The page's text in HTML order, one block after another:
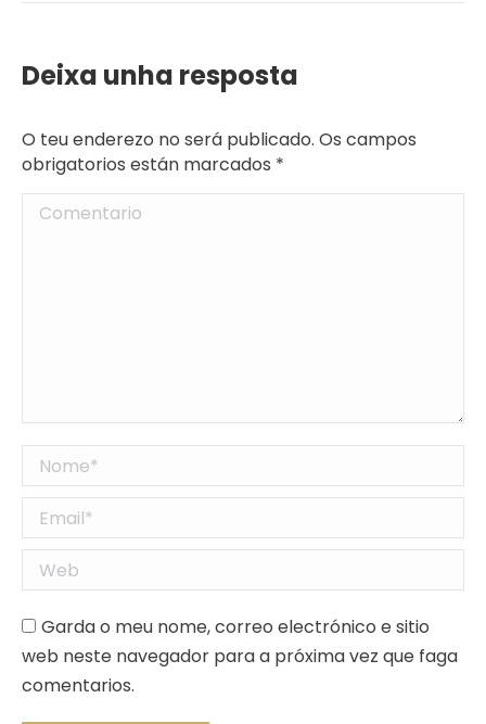
Deixa unha resposta
O teu enderezo no será publicado. Os campos
obrigatorios están marcados *
Comentario
Nome *
Email *
Web
Garda o meu nome, correo electrónico e sitio
web neste navegador para a próxima vez que faga
comentarios.